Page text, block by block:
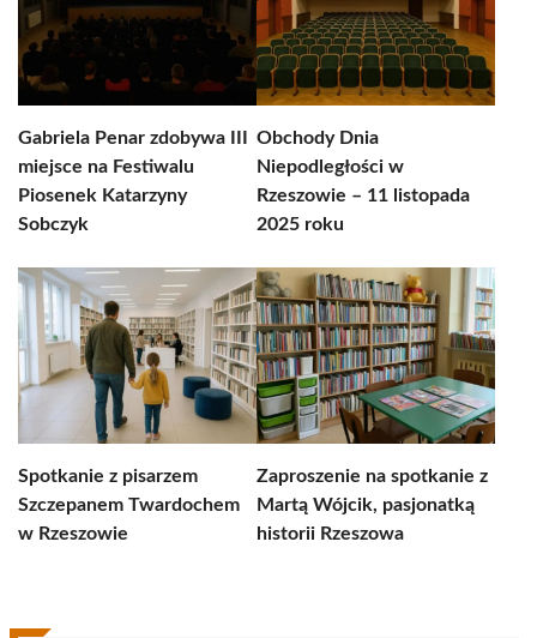
Gabriela Penar zdobywa III
miejsce na Festiwalu
Piosenek Katarzyny
Sobczyk
Obchody Dnia
Niepodległości w
Rzeszowie – 11 listopada
2025 roku
Spotkanie z pisarzem
Szczepanem Twardochem
w Rzeszowie
Zaproszenie na spotkanie z
Martą Wójcik, pasjonatką
historii Rzeszowa